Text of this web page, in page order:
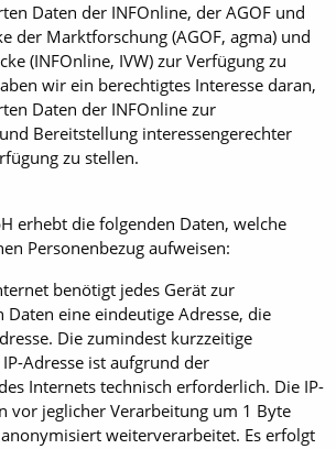
Daten der INFOnline, der AGOF und
der Marktforschung (AGOF, agma) und
(INFOnline, IVW) zur Verfügung zu
wir ein berechtigtes Interesse daran,
Daten der INFOnline zur
Bereitstellung interessengerechter
zu stellen.
erhebt die folgenden Daten, welche
Personenbezug aufweisen:
benötigt jedes Gerät zur
Daten eine eindeutige Adresse, die
Die zumindest kurzzeitige
Adresse ist aufgrund der
Internets technisch erforderlich. Die IP-
vor jeglicher Verarbeitung um 1 Byte
weiterverarbeitet. Es erfolgt